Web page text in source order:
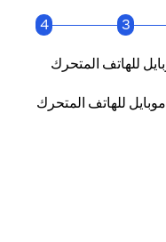
3
4
للهاتف المتحرك